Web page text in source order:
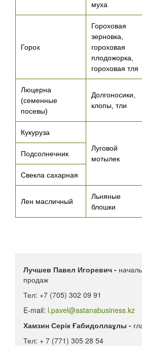
муха
Горох
Гороховая
зерновка,
гороховая
плодожорка,
гороховая тля
Люцерна
(семенные
посевы)
Долгоносики,
клопы, тли
Кукуруза
Луговой
мотылек
Подсолнечник
Свекла сахарная
Лен масличный
Льняные
блошки
Лучшев Павел Игоревич -
продаж
Тел: +7 (705) 302 09 91
E-mail: l.pavel@astanabusiness.kz
Хамзин Серік Ғабидоллаұлы -
Тел: + 7 (771) 305 28 54